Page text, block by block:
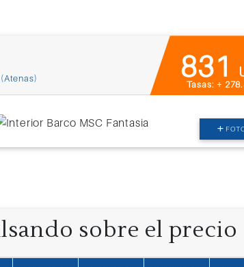
831
Tasas: +
sobre el precio